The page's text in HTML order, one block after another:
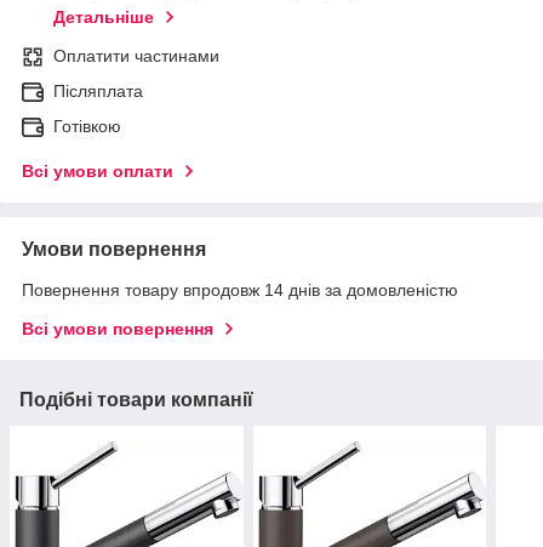
Детальніше
Оплатити частинами
Післяплата
Готівкою
Всі умови оплати
Умови повернення
Повернення товару впродовж 14 днів за домовленістю
Всі умови повернення
Подібні товари компанії